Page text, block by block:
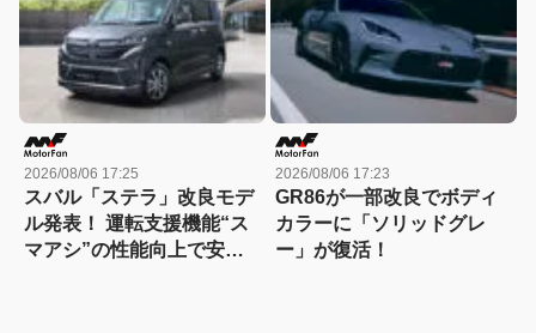
2026/08/06 17:25
スバル「ステラ」改良モデ
ル発表！ 運転支援機能“ス
マアシ”の性能向上で安心
2026/08/06 17:23
GR86が一部改良でボディ
カラーに「ソリッドグレ
ー」が復活！